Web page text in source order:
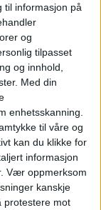
til informasjon på
og
tilpasset
og innhold,
Med din
enhetsskanning.
til våre og
kan du klikke for
informasjon
Vær oppmerksom
kanskje
protestere mot